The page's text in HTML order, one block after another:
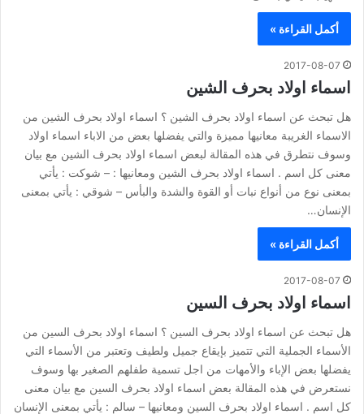
أكمل القراءة »
2017-08-07
اسماء اولاد بحرف الشين
هل تبحث عن اسماء اولاد بحرف الشين ؟ اسماء اولاد بحرف الشين من
الاسماء الغريبة معانيها مميزة والتي يفضلها بعض من الاباء اسماء اولاد
وسوف نتطرق في هذه المقالة لبعض اسماء اولاد بحرف الشين مع بيان
معنى كل اسم . اسماء اولاد بحرف الشين ومعانيها : – شوكت : يأتي
بمعنى نوع من أنواع نبات أو القوة والشدة والبأس – شوقي : يأتي بمعنى
الإنسان…
أكمل القراءة »
2017-08-07
اسماء اولاد بحرف السين
هل تبحث عن اسماء اولاد بحرف السين ؟ اسماء اولاد بحرف السين من
الأسماء الجملية التي تتميز بإيقاع جميل ولطيف وتعتبر من الأسماء التي
يفضلها بعض الإباء والأمهات من اجل تسمية طفلهم الصغير بها وسوف
نستعرض في هذه المقالة بعض اسماء اولاد بحرف السين مع بيان معنى
كل اسم . اسماء اولاد بحرف السين ومعانيها – سالم : يأتي بمعنى الإنسان